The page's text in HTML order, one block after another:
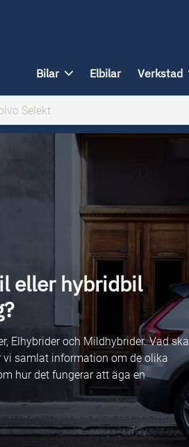
Bilar Elbilar Verkstad
eller hybridbil
Elhybrider och Mildhybrider. Vad ska
vi samlat information om de olika
hur det fungerar att äga en